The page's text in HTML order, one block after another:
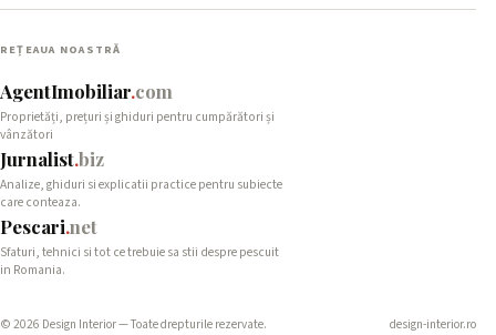
REȚEAUA NOASTRĂ
AgentImobiliar.com
Proprietăți, prețuri și ghiduri pentru cumpărători și
vânzători
Jurnalist.biz
Analize, ghiduri si explicatii practice pentru subiecte
care conteaza.
Pescari.net
Sfaturi, tehnici si tot ce trebuie sa stii despre pescuit
in Romania.
© 2026 Design Interior — Toate drepturile rezervate. design-interior.ro